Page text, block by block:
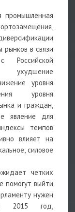
промышленная
рынков в связи
ухудшение
уровня
уровня
и граждан,
явление для
темпов
влияет на
силовое
четких
помогут выйти
нужен
2015 год,